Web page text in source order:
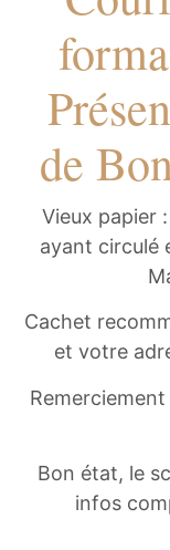
de
Vieux papier
ayant circulé
Cachet
et votre
Remerciement
Bon état, le
infos